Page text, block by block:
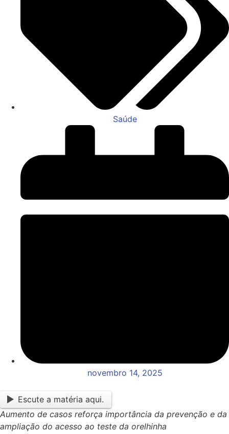
Saúde
novembro 14, 2025
Escute a matéria aqui.
Aumento de casos reforça importância da prevenção e da
ampliação do acesso ao teste da orelhinha